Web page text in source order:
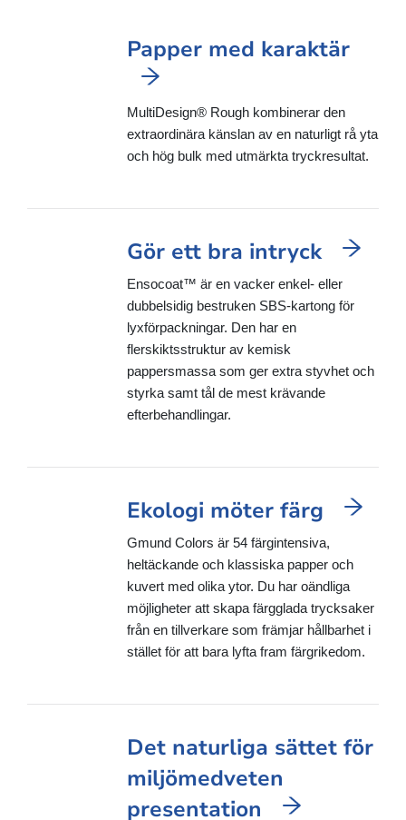
Papper med karaktär
MultiDesign® Rough kombinerar den
extraordinära känslan av en naturligt rå yta
och hög bulk med utmärkta tryckresultat.
Gör ett bra intryck
Ensocoat™ är en vacker enkel- eller
dubbelsidig bestruken SBS-kartong för
lyxförpackningar. Den har en
flerskiktsstruktur av kemisk
pappersmassa som ger extra styvhet och
styrka samt tål de mest krävande
efterbehandlingar.
Ekologi möter färg
Gmund Colors är 54 färgintensiva,
heltäckande och klassiska papper och
kuvert med olika ytor. Du har oändliga
möjligheter att skapa färgglada trycksaker
från en tillverkare som främjar hållbarhet i
stället för att bara lyfta fram färgrikedom.
Det naturliga sättet för
miljömedveten
presentation